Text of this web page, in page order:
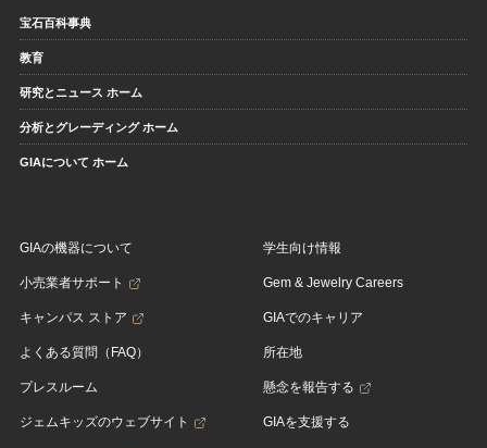
宝石百科事典
教育
研究とニュース ホーム
分析とグレーディング ホーム
GIAについて ホーム
GIAの機器について
小売業者サポート
キャンパス ストア
よくある質問（FAQ）
プレスルーム
ジェムキッズのウェブサイト
学生向け情報
Gem & Jewelry Careers
GIAでのキャリア
所在地
懸念を報告する
GIAを支援する